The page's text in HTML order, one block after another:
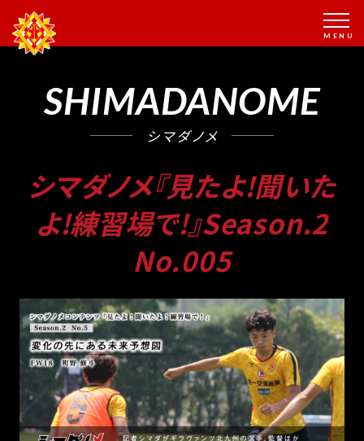
SHIMADANOME
シマダノメ
シマダノメ『見たよ!聞いた
よ!練習場で!』Season.2
No.005